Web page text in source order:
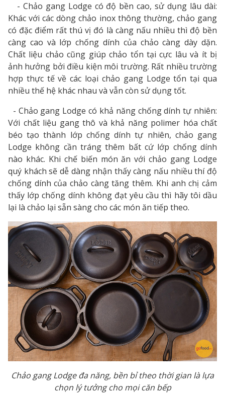
- Chảo gang Lodge có độ bền cao, sử dụng lâu dài:
Khác với các dòng chảo inox thông thường, chảo gang
có đặc điểm rất thú vị đó là càng nấu nhiều thì độ bền
càng cao và lớp chống dính của chảo càng dày dặn.
Chất liệu chảo cũng giúp chảo tổn tại cực lâu và ít bị
ảnh hưởng bởi điều kiện môi trường. Rất nhiều trường
hợp thực tế về các loại chảo gang Lodge tổn tại qua
nhiều thế hệ khác nhau và vẫn còn sử dụng tốt.
- Chảo gang Lodge có khả năng chống dính tự nhiên:
Với chất liệu gang thô và khả năng polimer hóa chất
béo tạo thành lớp chống dính tự nhiên, chảo gang
Lodge không cần tráng thêm bất cứ lớp chống dính
nào khác. Khi chế biến món ăn với chảo gang Lodge
quý khách sẽ dễ dàng nhận thấy càng nấu nhiều thí độ
chống dính của chảo càng tăng thêm. Khi anh chị cảm
thấy lớp chống dính không đạt yêu cầu thì hãy tôi dầu
lại là chảo lại sẵn sàng cho các món ăn tiếp theo.
Chảo gang Lodge đa năng, bền bỉ theo thời gian là lựa
chọn lý tưởng cho mọi căn bếp